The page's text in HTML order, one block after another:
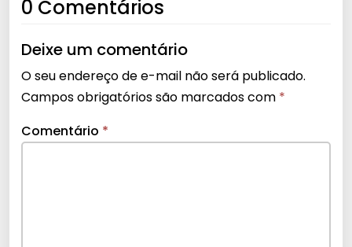
0 Comentários
Deixe um comentário
O seu endereço de e-mail não será publicado.
Campos obrigatórios são marcados com *
Comentário *